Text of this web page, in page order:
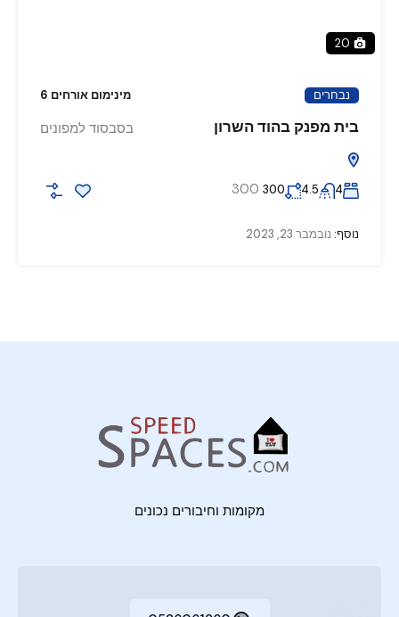
20
נבחרים מינימום אורחים 6
בית מפנק בהוד השרון בסבסוד למפונים
4
4.5
300
300
נוסף: נובמבר 23, 2023
מקומות וחיבורים נכונים